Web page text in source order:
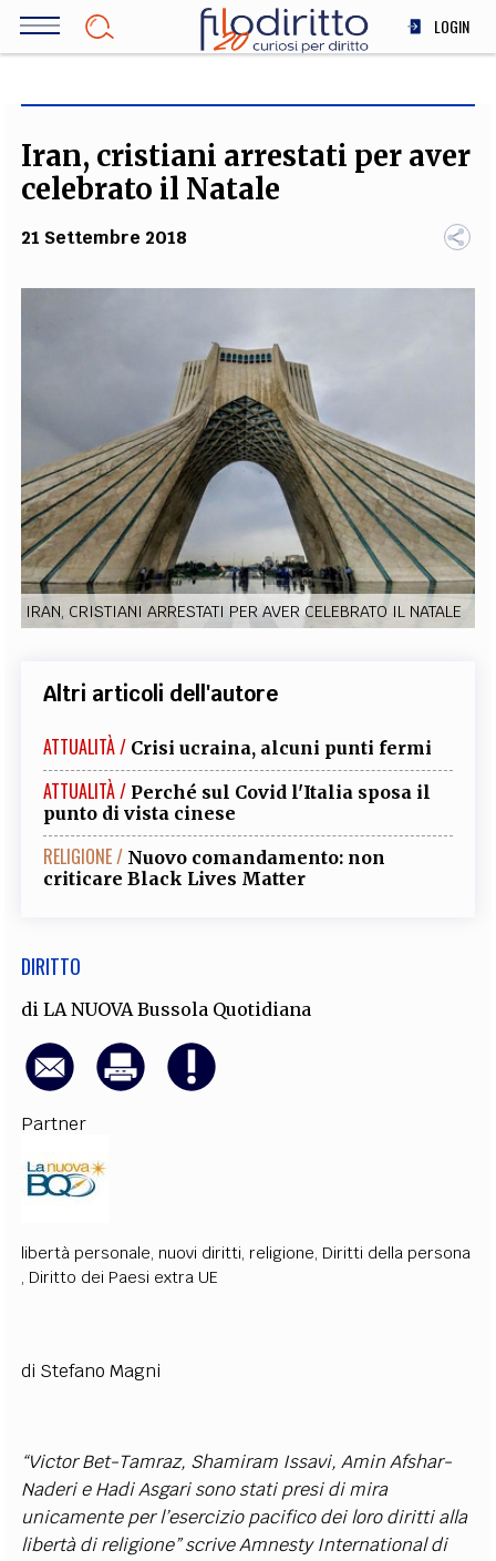
Salta
LOGIN
SOCIETÀ
MEDICINA
STORIA E FILOSOFIA
TEAM
REDAZIONE COMITATO SCIENTIFICO AUTORI
FOTOGRAFI PARTNER COLLABORA CON NOI
EXTRA
CODICI RUBRICHE LIBRI PROCEEDINGS PUBBLICITÀ CONTATTI
SOCIAL MEDIA
Iran, cristiani arrestati per aver
celebrato il Natale
21 Settembre 2018
IRAN, CRISTIANI ARRESTATI PER AVER CELEBRATO IL NATALE
Altri articoli dell'autore
ATTUALITÀ / Crisi ucraina, alcuni punti fermi
ATTUALITÀ / Perché sul Covid l'Italia sposa il
punto di vista cinese
RELIGIONE / Nuovo comandamento: non
criticare Black Lives Matter
DIRITTO
diLA NUOVA Bussola Quotidiana
Partner
libertà personale, nuovi diritti, religione, Diritti della persona
, Diritto dei Paesi extra UE
di Stefano Magni
“Victor Bet-Tamraz, Shamiram Issavi, Amin Afshar-
Naderi e Hadi Asgari sono stati presi di mira
unicamente per l’esercizio pacifico dei loro diritti alla
libertà di religione” scrive Amnesty International di